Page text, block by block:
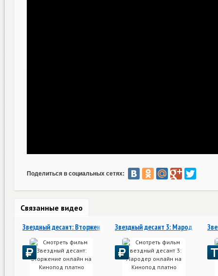
Поделиться в социальных сетях:
Связанные видео
Звездный десант: Вторжение Звездный десант 3: Мародер